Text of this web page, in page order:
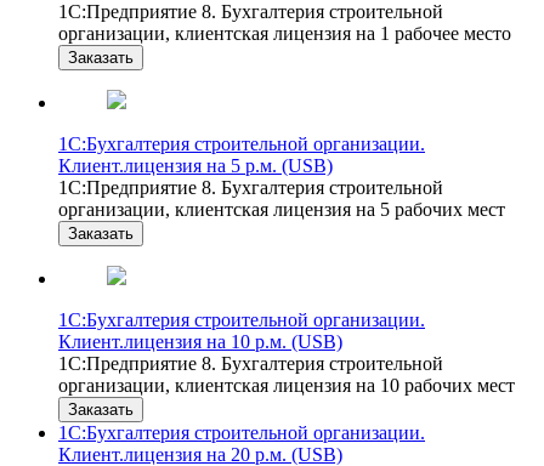
1С:Предприятие 8. Бухгалтерия строительной
организации, клиентская лицензия на 1 рабочее место
Заказать
1С:Бухгалтерия строительной организации.
Клиент.лицензия на 5 р.м. (USB)
1С:Предприятие 8. Бухгалтерия строительной
организации, клиентская лицензия на 5 рабочих мест
Заказать
1С:Бухгалтерия строительной организации.
Клиент.лицензия на 10 р.м. (USB)
1С:Предприятие 8. Бухгалтерия строительной
организации, клиентская лицензия на 10 рабочих мест
Заказать
1С:Бухгалтерия строительной организации.
Клиент.лицензия на 20 р.м. (USB)